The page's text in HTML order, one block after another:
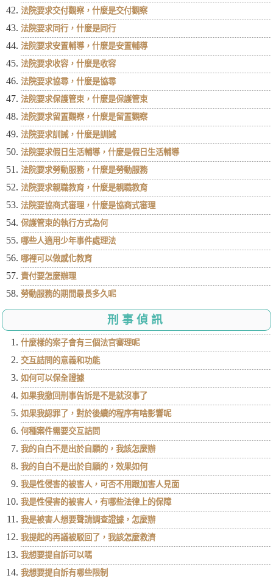
法院要求交付觀察，什麼是交付觀察
法院要求同行，什麼是同行
法院要求安置輔導，什麼是安置輔導
法院要求收容，什麼是收容
法院要求協尋，什麼是協尋
法院要求保護管束，什麼是保護管束
法院要求留置觀察，什麼是留置觀察
法院要求訓誡，什麼是訓誡
法院要求假日生活輔導，什麼是假日生活輔導
法院要求勞動服務，什麼是勞動服務
法院要求親職教育，什麼是親職教育
法院要協商式審理，什麼是協商式審理
保護管束的執行方式為何
哪些人適用少年事件處理法
哪裡可以做感化教育
責付要怎麼辦理
勞動服務的期間最長多久呢
刑事偵訊
什麼樣的案子會有三個法官審理呢
交互詰問的意義和功能
如何可以保全證據
如果我撤回刑事告訴是不是就沒事了
如果我認罪了，對於後續的程序有啥影響呢
何種案件需要交互詰問
我的自白不是出於自願的，我該怎麼辦
我的自白不是出於自願的，效果如何
我是性侵害的被害人，可否不用跟加害人見面
我是性侵害的被害人，有哪些法律上的保障
我是被害人想要聲請調查證據，怎麼辦
我提起的再議被駁回了，我該怎麼救濟
我想要提自訴可以嗎
我想要提自訴有哪些限制